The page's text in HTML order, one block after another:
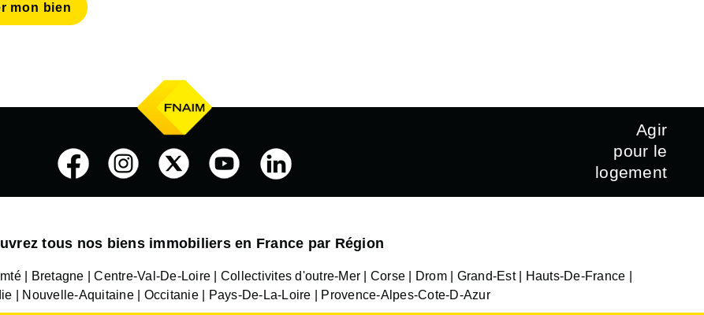
mon bien
Agir
pour le
logement
tous nos biens immobiliers en France par Région
Bretagne Centre-Val-De-Loire Collectivites d'outre-Mer Corse Drom Grand-Est
Hauts-De-France
Nouvelle-Aquitaine Occitanie Pays-De-La-Loire Provence-Alpes-Cote-D-Azur